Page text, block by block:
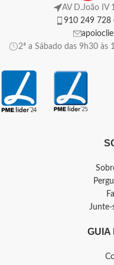
AV D.João IV
910 249 728
2ª a Sábado das 9h30
Junte-
GUIA